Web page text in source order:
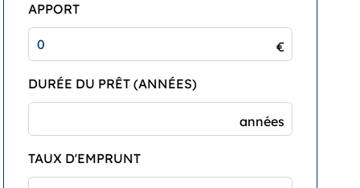
APPORT
€
DURÉE DU PRÊT (ANNÉES)
années
TAUX D'EMPRUNT